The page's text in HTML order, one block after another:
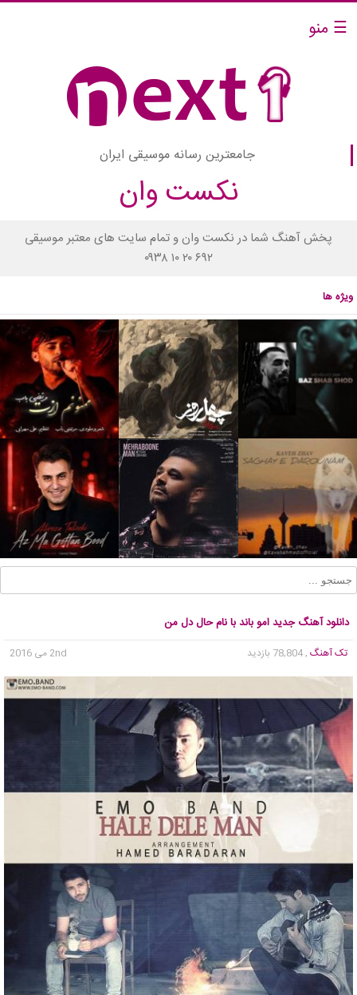
☰ منو
جامعترین رسانه موسیقی ایران
نکست وان
پخش آهنگ شما در نکست وان و تمام سایت های معتبر موسیقی
۰۹۳۸ ۱۰ ۲۰ ۶۹۲
ویژه ها
دانلود آهنگ جدید امو باند با نام حال دل من
تک آهنگ , 78,804 بازدید 2nd می 2016